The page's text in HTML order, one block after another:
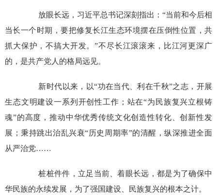
放眼长远，习近平总书记深刻指出：“当前和今后相
当长一个时期，要把修复长江生态环境摆在压倒性位置，共
抓大保护，不搞大开发。”不尽长江滚滚来，比江河更深广
的，是共产党人的格局远见。
新时代以来，以“功在当代、利在千秋”之志，开展
生态文明建设一系列开创性工作；站在“为民族复兴立根铸
魂”的高度，推动中华优秀传统文化创造性转化、创新性发
展；秉持跳出治乱兴衰“历史周期率”的清醒，纵深推进全面
从严治党……
桩桩件件，立足当前、着眼长远，都是为了确保中
华民族的永续发展，为了强国建设、民族复兴的根本之计。